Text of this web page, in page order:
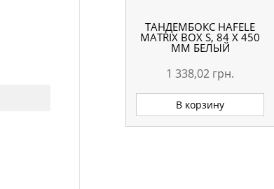
ТАНДЕМБОКС HAFELE
MATRIX BOX S, 84 Х 450
ММ БЕЛЫЙ
1 338,02 грн.
В корзину